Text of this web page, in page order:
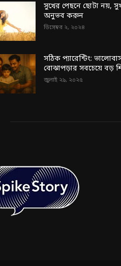
সুখের পেছনে ছোটা নয়,
অনুভব করুন
ডিসেম্বর ২, ২০২৪
সঠিক প্যারেন্টিং:
বোঝাপড়ার সবচেয়ে বড়
জুলাই ২৯, ২০২৫